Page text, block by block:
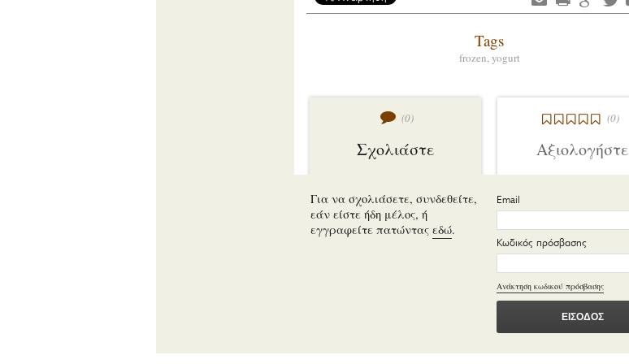
Tags
frozen,yogurt
(0)
Σχολιάστε
(0)
Αξιολογήστε
Για να σχολιάσετε, συνδεθείτε,
εάν είστε ήδη μέλος, ή
εγγραφείτε πατώντας εδώ.
Email
Κωδικός πρόσβασης
Ανάκτηση κωδικού πρόσβασης